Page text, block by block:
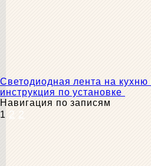
Светодиодная лента на
инструкция по установке
Навигация по записям
1 2 2